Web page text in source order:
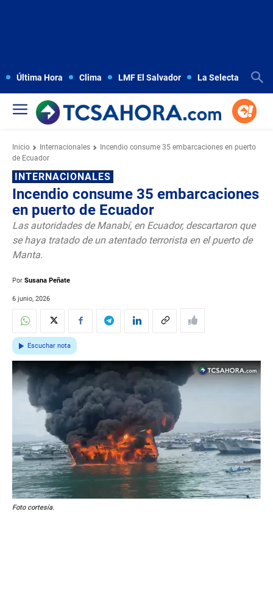
Última Hora Clima LMF El Salvador La Selecta
Inicio Internacionales
Incendio consume 35 embarcaciones en puerto
de Ecuador
INTERNACIONALES
Incendio consume 35 embarcaciones
en puerto de Ecuador
Las autoridades de Manabí, en Ecuador, descartaron que
se haya tratado de un atentado terrorista en el puerto de
Manta.
Por Susana Peñate
6 junio, 2026
Escuchar nota
Foto cortesía.